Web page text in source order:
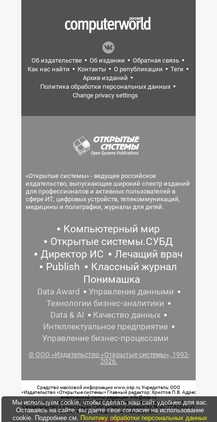
Об издательстве Об издании
Обратная связь
Как нас найти
Контакты О републикации
Теги
Архив изданий
Политика обработки персональных данных
Change privacy settings
«Открытые системы» - ведущее российское
издательство, выпускающее широкий спектр изданий
для профессионалов и активных пользователей в
сфере ИТ, цифровых устройств, телекоммуникаций,
медицины и полиграфии, журналы для детей.
Компьютерный мир
Открытые системы.СУБД
Директор ИС
Лечащий врач
Publish
Классный журнал
Понимашка
Data Award
Управление данными
Технологии бизнес-аналитики
Data & AI
Качество данных
Интеллектуальное предприятие
Управление бизнес-процессами
© ООО «Издательство «Открытые системы», 1992-
2026.
Средство массовой информации www.osp.ru Учредитель: ООО
«Издательство «Открытые системы» Главный редактор: Христов П.В. Адрес
электронной почты редакции: info@osp.ru
Телефон редакции: 7 (499) 703-18-54 Возрастная маркировка: 12+
Свидетельство о регистрации СМИ сетевого издания Эл.№ ФС77-62008 от
05 июня 2015 г. выдано Роскомнадзором.
Мы используем cookie, чтобы сделать наш сайт удобнее для вас.
Оставаясь на сайте, вы даете свое согласие на использование
cookie. Подробнее см. Политику обработки персональных данных